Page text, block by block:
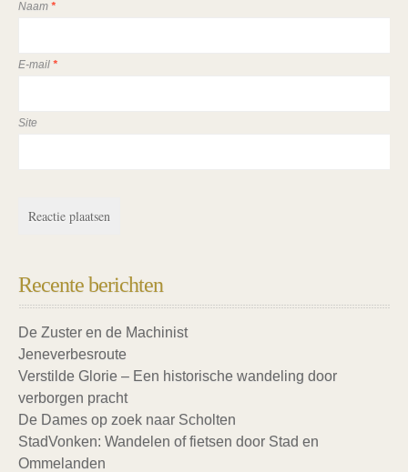
Naam *
E-mail *
Site
Recente berichten
De Zuster en de Machinist
Jeneverbesroute
Verstilde Glorie – Een historische wandeling door
verborgen pracht
De Dames op zoek naar Scholten
StadVonken: Wandelen of fietsen door Stad en
Ommelanden